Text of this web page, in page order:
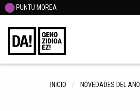
PUNTU MOREA
INICIO NOVEDADES DEL AÑO